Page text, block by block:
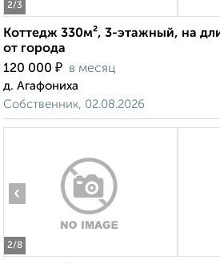
2/3
Коттедж 330м², 3-этажный, на
от города
120 000 ₽ в месяц
д. Агафониха
Собственник, 02.08.2026
2/8
‹